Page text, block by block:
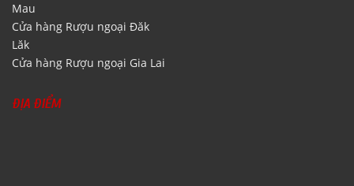
Mau
Cửa hàng Rượu ngoại Đăk
Lăk
Cửa hàng Rượu ngoại Gia Lai
ĐỊA ĐIỂM